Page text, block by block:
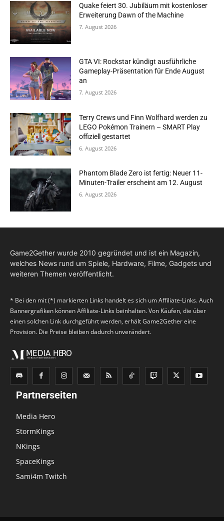
Quake feiert 30. Jubiläum mit kostenloser
Erweiterung Dawn of the Machine
7. August 2026
GTA VI: Rockstar kündigt ausführliche
Gameplay-Präsentation für Ende August
an
7. August 2026
Terry Crews und Finn Wolfhard werden zu
LEGO Pokémon Trainern – SMART Play
offiziell gestartet
6. August 2026
Phantom Blade Zero ist fertig: Neuer 11-
Minuten-Trailer erscheint am 12. August
6. August 2026
Game2Gether wurde 2010 gegründet und ist ein Magazin,
welches News rund um Spiele, Hardware, Filme, Gadgets und
weiteren Themen veröffentlicht.
* Bei den mit (*) markierten Links handelt es sich um Affiliate-Links. Auch
Bannergrafiken können Affiliate-Links beinhalten. Von Käufen, die über
einen solchen Link durchgeführt werden, erhält Game2Gether eine
Provision. Die Preise bleiben dadurch unverändert.
Partnerseiten
Media Hero
StormKings
NKings
SpaceKings
Sami4m Twitch